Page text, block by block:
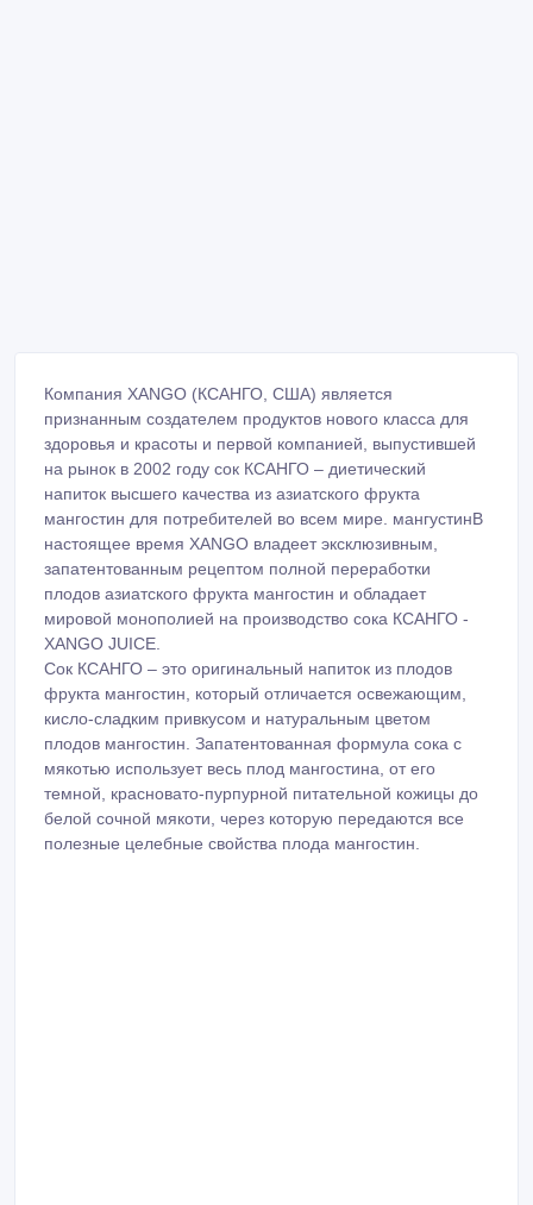
плодов азиатского фрукта мангостин и обладает
мировой монополией на производство сока КСАНГО -
XANGO JUICE.
Сок КСАНГО – это оригинальный напиток из плодов
фрукта мангостин, который отличается освежающим,
кисло-сладким привкусом и натуральным цветом
плодов мангостин. Запатентованная формула сока с
мякотью использует весь плод мангостина, от его
темной, красновато-пурпурной питательной кожицы до
белой сочной мякоти, через которую передаются все
полезные целебные свойства плода мангостин.